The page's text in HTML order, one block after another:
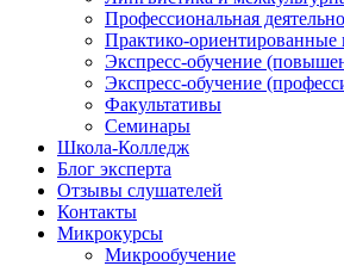
Профессиональная
Практико-
Экспресс-обучение
Экспресс-обучение
Факультативы
Семинары
Школа-Колледж
Блог эксперта
Отзывы слушателей
Контакты
Микрокурсы
Микрообучение